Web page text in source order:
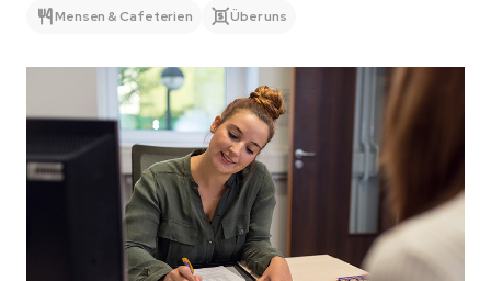
Mensen & Cafeterien
Über uns